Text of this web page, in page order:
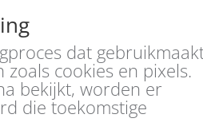
dat
cookies en pixels.
bekijkt, worden er
die toekomstige